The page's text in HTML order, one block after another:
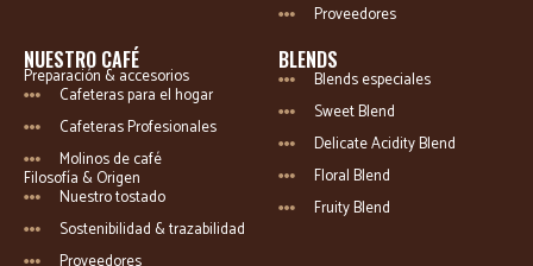
Proveedores
NUESTRO CAFÉ
Preparación & accesorios
Cafeteras para el hogar
Cafeteras Profesionales
Molinos de café
Filosofía & Origen
Nuestro tostado
Sostenibilidad & trazabilidad
BLENDS
Blends especiales
Sweet Blend
Delicate Acidity Blend
Floral Blend
Fruity Blend